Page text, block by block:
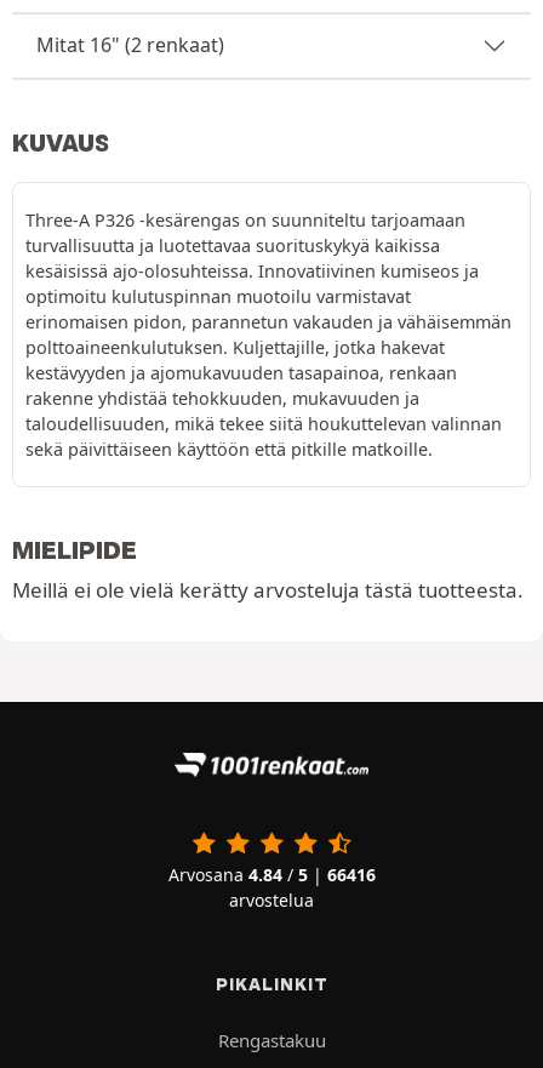
Mitat 16" (2 renkaat)
KUVAUS
Three-A P326 -kesärengas on suunniteltu tarjoamaan
turvallisuutta ja luotettavaa suorituskykyä kaikissa
kesäisissä ajo-olosuhteissa. Innovatiivinen kumiseos ja
optimoitu kulutuspinnan muotoilu varmistavat
erinomaisen pidon, parannetun vakauden ja vähäisemmän
polttoaineenkulutuksen. Kuljettajille, jotka hakevat
kestävyyden ja ajomukavuuden tasapainoa, renkaan
rakenne yhdistää tehokkuuden, mukavuuden ja
taloudellisuuden, mikä tekee siitä houkuttelevan valinnan
sekä päivittäiseen käyttöön että pitkille matkoille.
MIELIPIDE
Meillä ei ole vielä kerätty arvosteluja tästä tuotteesta.
Arvosana 4.84/ 5| 66416
arvostelua
PIKALINKIT
Rengastakuu